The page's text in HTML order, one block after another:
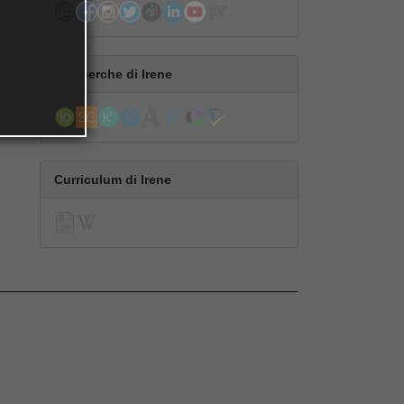
Le ricerche di Irene
Curriculum di Irene